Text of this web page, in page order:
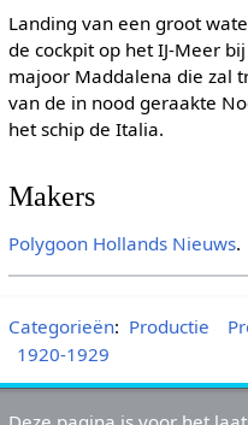
Landing van een groot
de cockpit op het IJ-Meer
majoor Maddalena die zal
van de in nood geraakte
het schip de Italia.
Makers
Polygoon Hollands Nieuws.
Categorieën: Productie
1920-1929